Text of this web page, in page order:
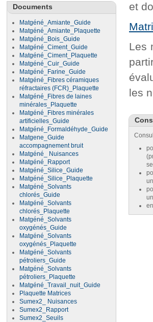
Documents
Matgéné_Amiante_Guide
Matgéné_Amiante_Plaquette
Matgéné_Bois_Guide
Matgéné_Ciment_Guide
Matgéné_Ciment_Plaquette
Matgéné_Cuir_Guide
Matgéné_Farine_Guide
Matgéné_Fibres céramiques
réfractaires (FCR)_Plaquette
Matgéné_Fibres de laines
minérales_Plaquette
Matgéné_Fibres minérales
artificielles_Guide
Matgéné_Formaldéhyde_Guide
Matgene_Guide
accompagnement bruit
Matgéné_ Nuisances
Matgéné_Rapport
Matgéné_Silice_Guide
Matgéné_Silice_Plaquette
Matgéné_Solvants
chlorés_Guide
Matgéné_Solvants
chlorés_Plaquette
Matgéné_Solvants
oxygénés_Guide
Matgéné_Solvants
oxygénés_Plaquette
Matgéné_Solvants
pétroliers_Guide
Matgéné_Solvants
pétroliers_Plaquette
Matgéné_Travail_nuit_Guide
Plaquette Matrices
Sumex2_ Nuisances
Sumex2_Rapport
Sumex2_Seuils
et
Les
les